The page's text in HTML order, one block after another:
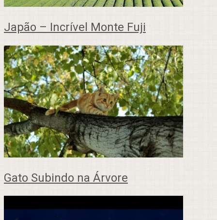
Japão – Incrível Monte Fuji
Gato Subindo na Árvore